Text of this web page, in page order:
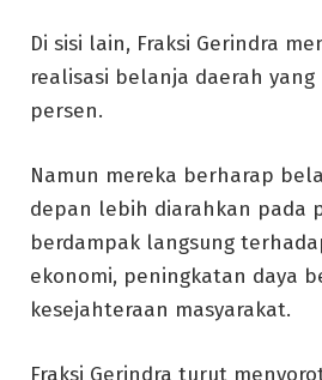
Di sisi lain, Fraksi Gerindra
realisasi belanja daerah yang
persen.
Namun mereka berharap
depan lebih diarahkan pada
berdampak langsung
ekonomi, peningkatan daya
kesejahteraan masyarakat.
Fraksi Gerindra turut